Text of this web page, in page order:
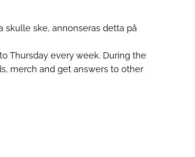
ske, annonseras detta på
Thursday every week. During the
merch and get answers to other